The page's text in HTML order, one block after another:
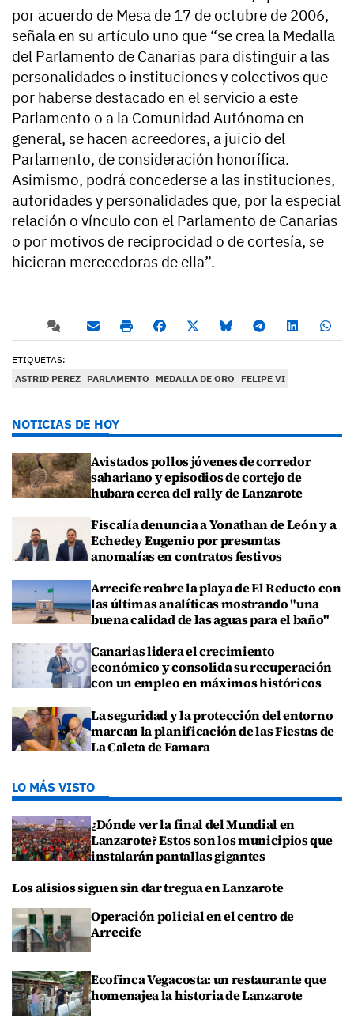
por acuerdo de Mesa de 17 de octubre de 2006,
señala en su artículo uno que “se crea la Medalla
del Parlamento de Canarias para distinguir a las
personalidades o instituciones y colectivos que
por haberse destacado en el servicio a este
Parlamento o a la Comunidad Autónoma en
general, se hacen acreedores, a juicio del
Parlamento, de consideración honorífica.
Asimismo, podrá concederse a las instituciones,
autoridades y personalidades que, por la especial
relación o vínculo con el Parlamento de Canarias
o por motivos de reciprocidad o de cortesía, se
hicieran merecedoras de ella”.
ETIQUETAS:
ASTRID PEREZ PARLAMENTO MEDALLA DE ORO FELIPE VI
NOTICIAS DE HOY
Avistados pollos jóvenes de corredor
sahariano y episodios de cortejo de
hubara cerca del rally de Lanzarote
Fiscalía denuncia a Yonathan de León y a
Echedey Eugenio por presuntas
anomalías en contratos festivos
Arrecife reabre la playa de El Reducto con
las últimas analíticas mostrando "una
buena calidad de las aguas para el baño"
Canarias lidera el crecimiento
económico y consolida su recuperación
con un empleo en máximos históricos
La seguridad y la protección del entorno
marcan la planificación de las Fiestas de
La Caleta de Famara
LO MÁS VISTO
¿Dónde ver la final del Mundial en
Lanzarote? Estos son los municipios que
instalarán pantallas gigantes
Los alisios siguen sin dar tregua en Lanzarote
Operación policial en el centro de
Arrecife
Ecofinca Vegacosta: un restaurante que
homenajea la historia de Lanzarote